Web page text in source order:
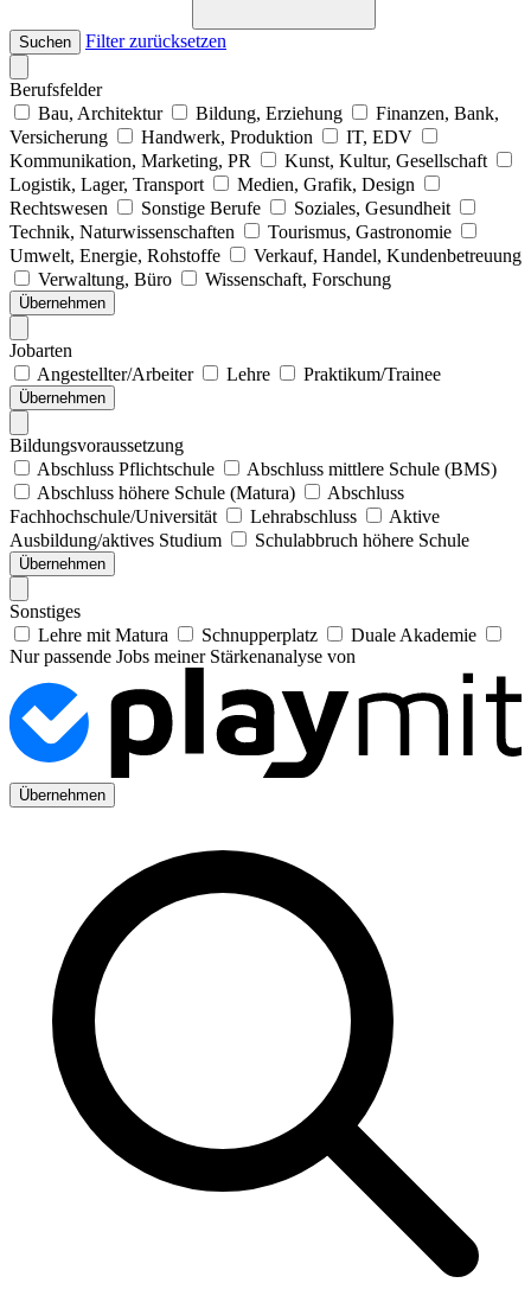
Suchen Filter zurücksetzen
Berufsfelder
Bau, Architektur
Bildung, Erziehung
Finanzen, Bank,
Versicherung
Handwerk, Produktion
IT, EDV
Kommunikation, Marketing, PR
Kunst, Kultur, Gesellschaft
Logistik, Lager, Transport
Medien, Grafik, Design
Rechtswesen
Sonstige Berufe
Soziales, Gesundheit
Technik, Naturwissenschaften
Tourismus, Gastronomie
Umwelt, Energie, Rohstoffe
Verkauf, Handel, Kundenbetreuung
Verwaltung, Büro
Wissenschaft, Forschung
Übernehmen
Jobarten
Angestellter/Arbeiter
Lehre Praktikum/Trainee
Übernehmen
Bildungsvoraussetzung
Abschluss Pflichtschule
Abschluss mittlere Schule (BMS)
Abschluss höhere Schule (Matura)
Abschluss
Fachhochschule/Universität
Lehrabschluss
Aktive
Ausbildung/aktives Studium
Schulabbruch höhere Schule
Übernehmen
Sonstiges
Lehre mit Matura
Schnupperplatz
Duale Akademie
Nur passende Jobs meiner Stärkenanalyse von
Übernehmen